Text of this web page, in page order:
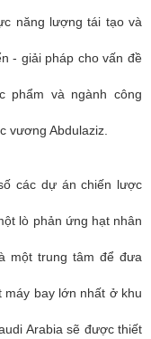
năng lượng tái tạo và
- giải pháp cho vấn đề
phẩm và ngành công
vương Abdulaziz.
các dự án chiến lược
lò phản ứng hạt nhân
một trung tâm để đưa
máy bay lớn nhất ở khu
Arabia sẽ được thiết